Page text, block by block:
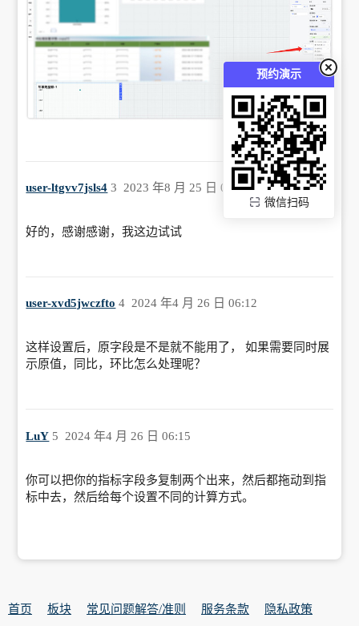
预约演示
微信扫码
user-ltgvv7jsls4 2023 年8 月 25 日 09:07
3
好的，感谢感谢，我这边试试
user-xvd5jwczfto 2024 年4 月 26 日 06:12
4
这样设置后，原字段是不是就不能用了， 如果需要同时展
示原值，同比，环比怎么处理呢？
LuY 2024 年4 月 26 日 06:15
5
你可以把你的指标字段多复制两个出来，然后都拖动到指
标中去，然后给每个设置不同的计算方式。
首页 板块 常见问题解答/准则 服务条款 隐私政策